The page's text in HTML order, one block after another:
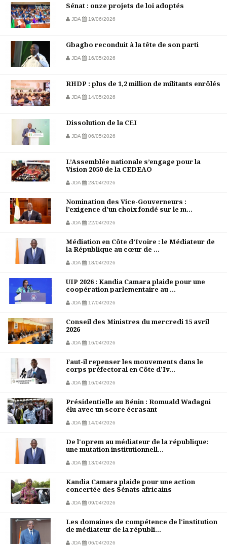
Sénat : onze projets de loi adoptés
JDA 19/06/2026
Gbagbo reconduit à la tête de son parti
JDA 16/05/2026
RHDP : plus de 1,2 million de militants enrôlés
JDA 14/05/2026
Dissolution de la CEI
JDA 06/05/2026
L’Assemblée nationale s’engage pour la
Vision 2050 de la CEDEAO
JDA 28/04/2026
Nomination des Vice-Gouverneurs :
l’exigence d'un choix fondé sur le m...
JDA 22/04/2026
Médiation en Côte d’Ivoire : le Médiateur de
la République au cœur de ...
JDA 18/04/2026
UIP 2026 : Kandia Camara plaide pour une
coopération parlementaire au ...
JDA 17/04/2026
Conseil des Ministres du mercredi 15 avril
2026
JDA 16/04/2026
Faut-il repenser les mouvements dans le
corps préfectoral en Côte d’Iv...
JDA 16/04/2026
Présidentielle au Bénin : Romuald Wadagni
élu avec un score écrasant
JDA 14/04/2026
De l'oprem au médiateur de la république:
une mutation institutionnell...
JDA 13/04/2026
Kandia Camara plaide pour une action
concertée des Sénats africains
JDA 09/04/2026
Les domaines de compétence de l'institution
de médiateur de la républi...
JDA 06/04/2026